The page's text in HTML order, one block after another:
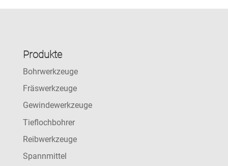
Produkte
Bohrwerkzeuge
Fräswerkzeuge
Gewindewerkzeuge
Tieflochbohrer
Reibwerkzeuge
Spannmittel